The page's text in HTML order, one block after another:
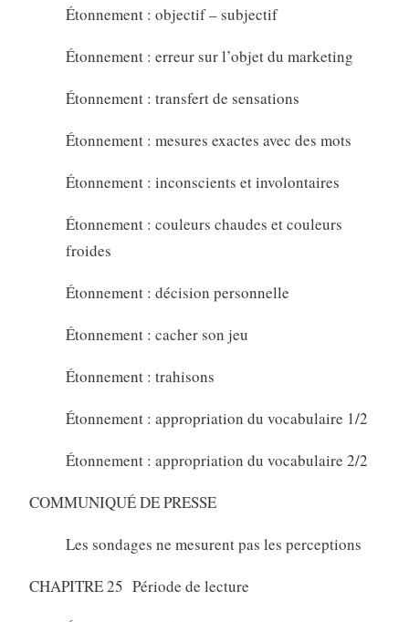
Étonnement : objectif – subjectif
Étonnement : erreur sur l’objet du marketing
Étonnement : transfert de sensations
Étonnement : mesures exactes avec des mots
Étonnement : inconscients et involontaires
Étonnement : couleurs chaudes et couleurs
froides
Étonnement : décision personnelle
Étonnement : cacher son jeu
Étonnement : trahisons
Étonnement : appropriation du vocabulaire 1/2
Étonnement : appropriation du vocabulaire 2/2
COMMUNIQUÉ DE PRESSE
Les sondages ne mesurent pas les perceptions
CHAPITRE 25 Période de lecture